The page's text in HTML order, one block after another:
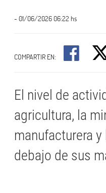
- 01/06/2026 06:22 hs
COMPARTIR EN:
El nivel de
agricultura, la
manufacturera
debajo de sus